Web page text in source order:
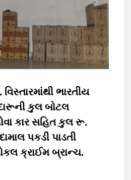
ભારતીય
કુલ બોટલ
કાર સહિત કુલ રૂ.
પકડી પાડતી
ક્રાઈમ બ્રાન્ચ.